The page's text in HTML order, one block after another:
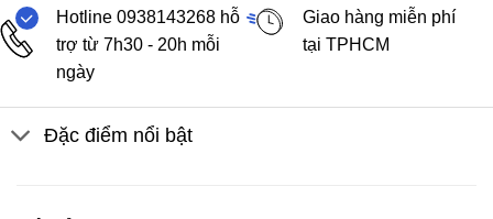
Hotline 0938143268 hỗ
trợ từ 7h30 - 20h mỗi
ngày
Giao hàng miễn phí
tại TPHCM
Đặc điểm nổi bật